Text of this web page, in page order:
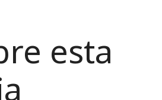
esta